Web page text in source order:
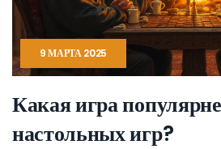
9 МАРТА 2025
Какая игра
настольных игр?